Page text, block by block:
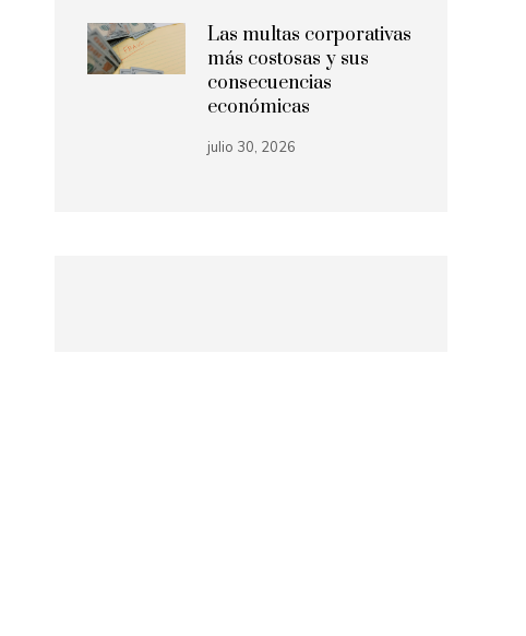
Las multas corporativas
más costosas y sus
consecuencias
económicas
julio 30, 2026